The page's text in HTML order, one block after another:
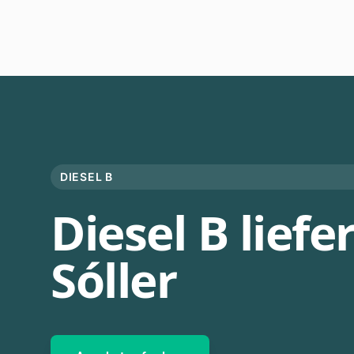
DIESEL B
Diesel B
Sóller